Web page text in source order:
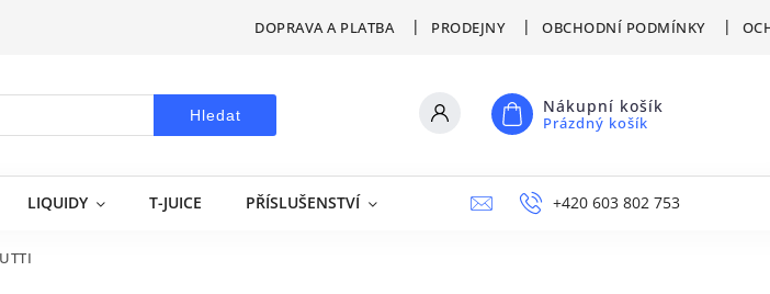
DOPRAVA A PLATBA PRODEJNY OBCHODNÍ PODMÍNKY
Hledat Nákupní košík
Prázdný košík
LIQUIDY T-JUICE PŘÍSLUŠENSTVÍ VÝPRODEJ NAPIŠTE NÁM
+420 603 802 753